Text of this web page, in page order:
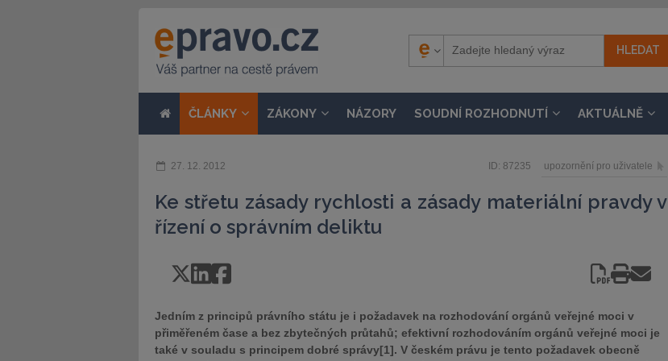
ČLÁNKY ZÁKONY NÁZORY SOUDNÍ ROZHODNUTÍ AKTUÁLNĚ
27. 12. 2012 ID: 87235 upozornění pro uživatele
Ke střetu zásady rychlosti a zásady materiální pravdy v
řízení o správním deliktu
Jedním z principů právního státu je i požadavek na rozhodování orgánů veřejné moci v
přiměřeném čase a bez zbytečných průtahů; efektivní rozhodováním orgánů veřejné moci je
také v souladu s principem dobré správy[1]. V českém právu je tento požadavek obecně